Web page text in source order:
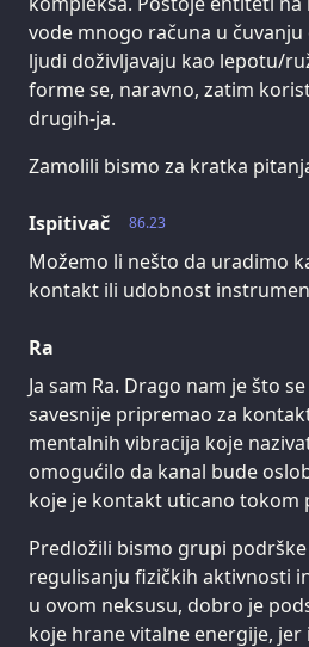
vode mnogo računa u
ljudi doživljavaju kao lepotu/
forme se, naravno, zatim
drugih-ja.
Zamolili bismo za kratka
86.23
Ispitivač
Možemo li nešto da uradimo
kontakt ili udobnost
Ra
Ja sam Ra. Drago nam je što
savesnije pripremao za
mentalnih vibracija koje
omogućilo da kanal bude
koje je kontakt uticano tokom
Predložili bismo grupi
regulisanju fizičkih aktivnosti
u ovom neksusu, dobro je
koje hrane vitalne energije,